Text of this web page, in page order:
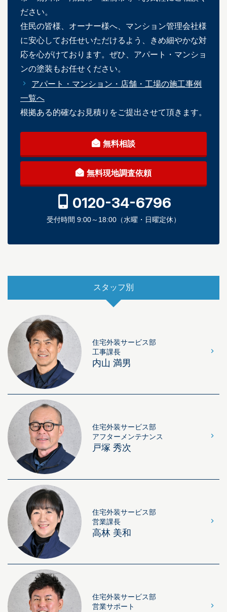
ださい。
住民の皆様、オーナー様へ、マンション管理会社様
に安心してお任せいただけるよう、きめ細やかな対
応を心がけております。ぜひ、アパート・マンショ
ンの塗装もお任せください。
アパート・マンション・店舗・工場の施工事例
一覧へ
根拠ある的確なお見積りをご提出させて頂きます。
無料相談
無料現地調査依頼
0120-34-6796
受付時間 9:00～18:00（水曜・日曜定休）
スタッフ別
住宅外装サービス部
工事課長
内山 満男
住宅外装サービス部
アフターメンテナンス
戸塚 秀次
住宅外装サービス部
営業課長
高林 美和
住宅外装サービス部
営業サポート